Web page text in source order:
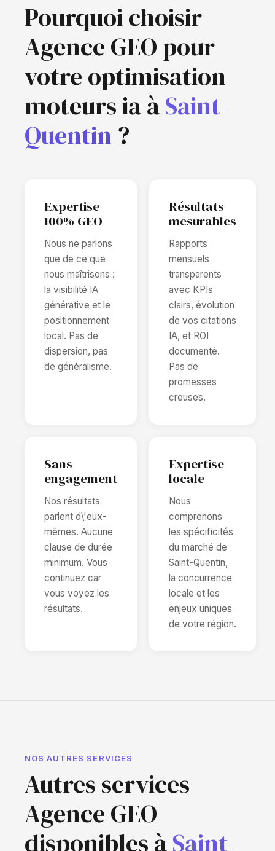
Pourquoi choisir
Agence GEO pour
votre optimisation
moteurs ia àSaint-
Quentin ?
Expertise
100% GEO
Nous ne parlons
que de ce que
nous maîtrisons :
la visibilité IA
générative et le
positionnement
local. Pas de
dispersion, pas
de généralisme.
Résultats
mesurables
Rapports
mensuels
transparents
avec KPIs
clairs, évolution
de vos citations
IA, et ROI
documenté.
Pas de
promesses
creuses.
Sans
engagement
Nos résultats
parlent d\'eux-
mêmes. Aucune
clause de durée
minimum. Vous
continuez car
vous voyez les
résultats.
Expertise
locale
Nous
comprenons
les spécificités
du marché de
Saint-Quentin,
la concurrence
locale et les
enjeux uniques
de votre région.
NOS AUTRES SERVICES
Autres services
Agence GEO
disponibles àSaint-